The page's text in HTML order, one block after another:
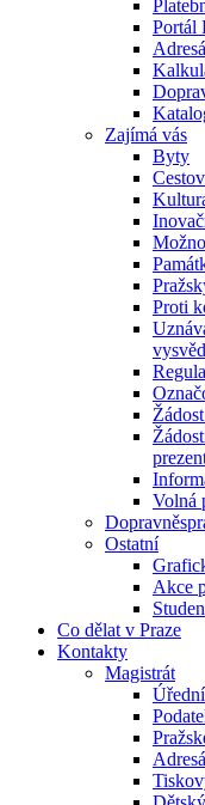
Portál
Zajímá vás
Byty
Proti
Volná
Ostatní
Akce
Co dělat v Praze
Kontakty
Magistrát